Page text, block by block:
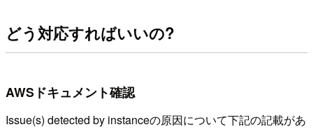
どう対応すればいいの?
AWSドキュメント確認
Issue(s) detected by instanceの原因について下記の記載があ